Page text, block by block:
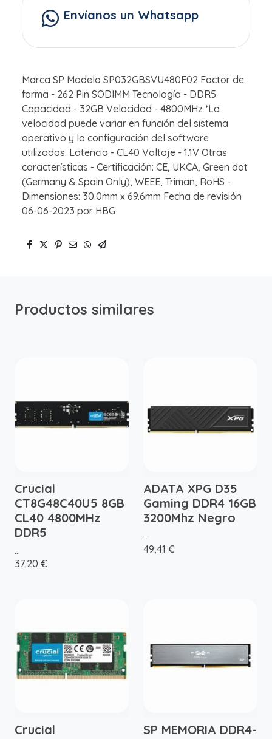
Envíanos un Whatsapp
Marca SP Modelo SP032GBSVU480F02 Factor de
forma - 262 Pin SODIMM Tecnología - DDR5
Capacidad - 32GB Velocidad - 4800MHz *La
velocidad puede variar en función del sistema
operativo y la configuración del software
utilizados. Latencia - CL40 Voltaje - 1.1V Otras
características - Certificación: CE, UKCA, Green dot
(Germany & Spain Only), WEEE, Triman, RoHS -
Dimensiones: 30.0mm x 69.6mm Fecha de revisión
06-06-2023 por HBG
Productos similares
Crucial
CT8G48C40U5 8GB
CL40 4800MHz
DDR5
...
37,20 €
ADATA XPG D35
Gaming DDR4 16GB
3200Mhz Negro
...
49,41 €
Crucial
SP MEMORIA DDR4-